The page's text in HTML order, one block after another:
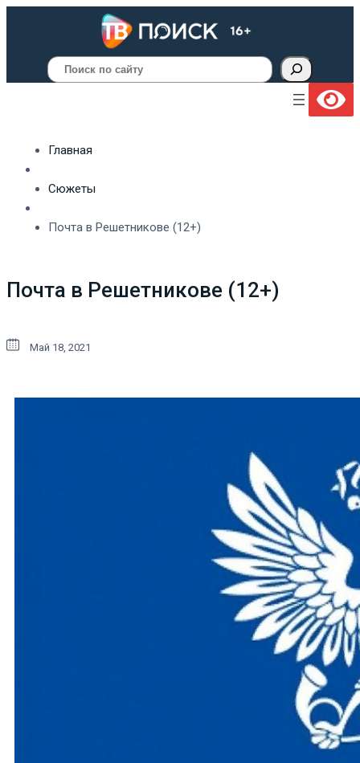
Поиск
Главная
Сюжеты
Почта в Решетникове (12+)
Почта в Решетникове (12+)
Май 18, 2021